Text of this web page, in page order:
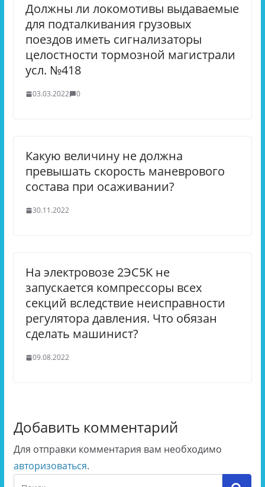
Должны ли локомотивы выдаваемые
для подталкивания грузовых
поездов иметь сигнализаторы
целостности тормозной магистрали
усл. №418
03.03.2022 0
Какую величину не должна
превышать скорость маневрового
состава при осаживании?
30.11.2022
На электровозе 2ЭС5К не
запускается компрессоры всех
секций вследствие неисправности
регулятора давления. Что обязан
сделать машинист?
09.08.2022
Добавить комментарий
Для отправки комментария вам необходимо
авторизоваться.